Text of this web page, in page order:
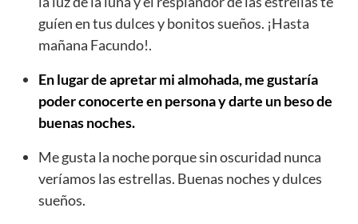
guíen en tus dulces y bonitos sueños. ¡Hasta
mañana Facundo!.
En lugar de apretar mi almohada, me gustaría
poder conocerte en persona y darte un beso de
buenas noches.
Me gusta la noche porque sin oscuridad nunca
veríamos las estrellas. Buenas noches y dulces
sueños.